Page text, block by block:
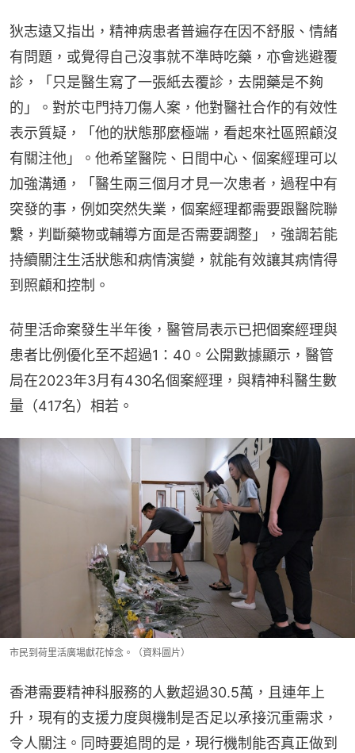
狄志遠又指出，精神病患者普遍存在因不舒服、情緒
有問題，或覺得自己沒事就不準時吃藥，亦會逃避覆
診，「只是醫生寫了一張紙去覆診，去開藥是不夠
的」。對於屯門持刀傷人案，他對醫社合作的有效性
表示質疑，「他的狀態那麼極端，看起來社區照顧沒
有關注他」。他希望醫院、日間中心、個案經理可以
加強溝通，「醫生兩三個月才見一次患者，過程中有
突發的事，例如突然失業，個案經理都需要跟醫院聯
繫，判斷藥物或輔導方面是否需要調整」，強調若能
持續關注生活狀態和病情演變，就能有效讓其病情得
到照顧和控制。
荷里活命案發生半年後，醫管局表示已把個案經理與
患者比例優化至不超過1：40。公開數據顯示，醫管
局在2023年3月有430名個案經理，與精神科醫生數
量（417名）相若。
市民到荷里活廣場獻花悼念。（資料圖片）
香港需要精神科服務的人數超過30.5萬，且連年上
升，現有的支援力度與機制是否足以承接沉重需求，
令人關注。同時要追問的是，現行機制能否真正做到